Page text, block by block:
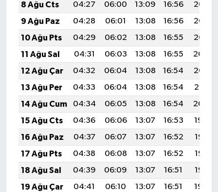
8 Ağu Cts
04:27 06:00 13:09 16:56
20:07
9 Ağu Paz
04:28 06:01 13:08 16:56
20:06
10 Ağu Pts
04:29 06:02 13:08 16:55
20:05
11 Ağu Sal
04:31 06:03 13:08 16:55
20:04
12 Ağu Çar
04:32 06:04 13:08 16:54
20:02
13 Ağu Per
04:33 06:04 13:08 16:54
20:01
14 Ağu Cum
04:34 06:05 13:08 16:54
20:00
15 Ağu Cts
04:36 06:06 13:07 16:53
19:59
16 Ağu Paz
04:37 06:07 13:07 16:52
19:58
17 Ağu Pts
04:38 06:08 13:07 16:52
19:56
18 Ağu Sal
04:39 06:09 13:07 16:51
19:55
19 Ağu Çar
04:41 06:10 13:07 16:51
19:54